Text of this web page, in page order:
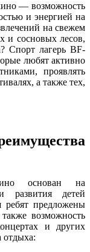
— возможность
и энергией на
на свежем
и сосновых лесов,
Спорт лагерь BF-
любят активно
проявлять
а также тех,
основан на
развития детей
ребят предложены
возможность
и других
отдыха: